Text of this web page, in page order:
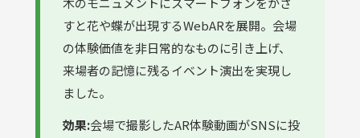
すと花や蝶が出現するWebARを展開。会場
の体験価値を非日常的なものに引き上げ、
来場者の記憶に残るイベント演出を実現し
ました。
効果:会場で撮影したAR体験動画がSNSに投